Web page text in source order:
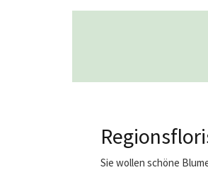
Sie wollen schöne